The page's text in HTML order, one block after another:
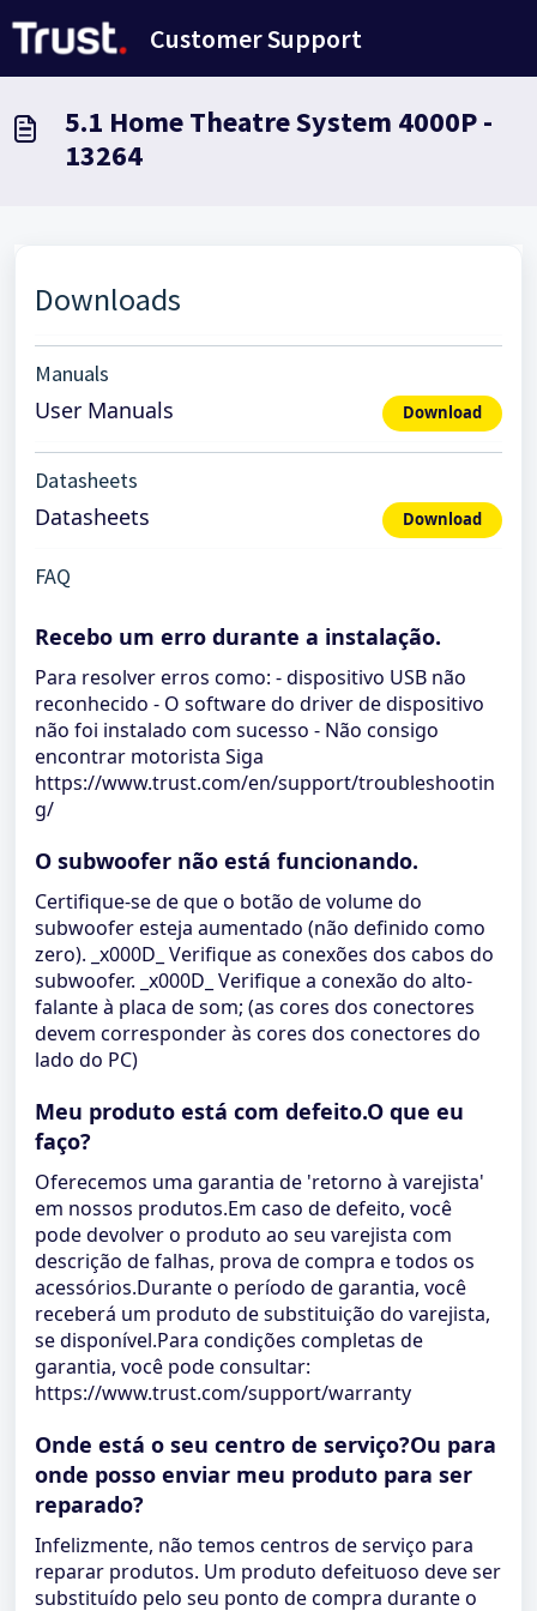
Customer Support
5.1 Home Theatre System 4000P -
13264
Downloads
Manuals
User Manuals Download
Datasheets
Datasheets Download
FAQ
Recebo um erro durante a instalação.
Para resolver erros como: - dispositivo USB não
reconhecido - O software do driver de dispositivo
não foi instalado com sucesso - Não consigo
encontrar motorista Siga
https://www.trust.com/en/support/troubleshootin
g/
O subwoofer não está funcionando.
Certifique-se de que o botão de volume do
subwoofer esteja aumentado (não definido como
zero). _x000D_ Verifique as conexões dos cabos do
subwoofer. _x000D_ Verifique a conexão do alto-
falante à placa de som; (as cores dos conectores
devem corresponder às cores dos conectores do
lado do PC)
Meu produto está com defeito.O que eu
faço?
Oferecemos uma garantia de 'retorno à varejista'
em nossos produtos.Em caso de defeito, você
pode devolver o produto ao seu varejista com
descrição de falhas, prova de compra e todos os
acessórios.Durante o período de garantia, você
receberá um produto de substituição do varejista,
se disponível.Para condições completas de
garantia, você pode consultar:
https://www.trust.com/support/warranty
Onde está o seu centro de serviço?Ou para
onde posso enviar meu produto para ser
reparado?
Infelizmente, não temos centros de serviço para
reparar produtos. Um produto defeituoso deve ser
substituído pelo seu ponto de compra durante o